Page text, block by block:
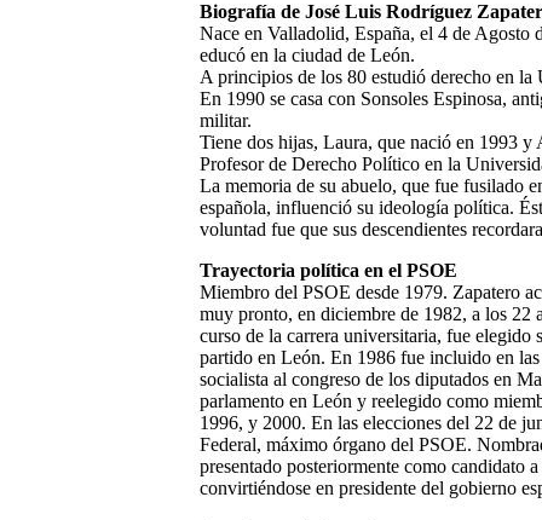
Biografía de José Luis Rodríguez
Nace en Valladolid, España, el 4 de Agosto
educó en la ciudad de León.
A principios de los 80 estudió derecho en
En 1990 se casa con Sonsoles Espinosa,
militar.
Tiene dos hijas, Laura, que nació en 1993 y
Profesor de Derecho Político en la
La memoria de su abuelo, que fue fusilado
española, influenció su ideología política.
voluntad fue que sus descendientes
Trayectoria política en el PSOE
Miembro del PSOE desde 1979. Zapatero
muy pronto, en diciembre de 1982, a los 22
curso de la carrera universitaria, fue elegido
partido en León. En 1986 fue incluido en
socialista al congreso de los diputados en
parlamento en León y reelegido como
1996, y 2000. En las elecciones del 22 de
Federal, máximo órgano del PSOE.
presentado posteriormente como candidato
convirtiéndose en presidente del gobierno